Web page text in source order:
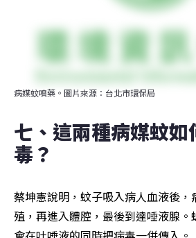
病媒蚊噴藥。圖片來源：台北市環保局
七、這兩種病媒蚊如
毒？
蔡坤憲說明，蚊子吸入病人血液後，
殖，再進入體腔，最後到達唾液腺。